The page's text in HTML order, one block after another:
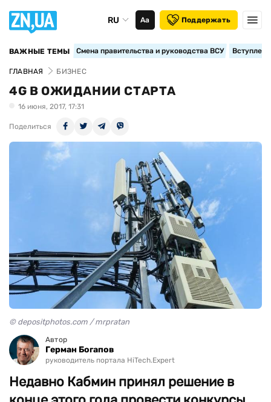
RU Аа Поддержать
ВАЖНЫЕ ТЕМЫ Смена правительства и руководства ВСУ
ГЛАВНАЯ БИЗНЕС
4G В ОЖИДАНИИ СТАРТА
16 июня, 2017, 17:31
Поделиться
© depositphotos.com / mrpratan
Автор
Герман Богапов
руководитель портала HiTech.Expert
Недавно Кабмин принял решение в